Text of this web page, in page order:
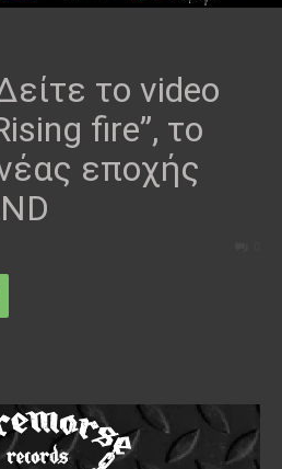
το video
fire”, το
εποχής